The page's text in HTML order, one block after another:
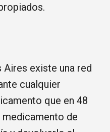
Aires existe una red
cualquier
que en 48
de